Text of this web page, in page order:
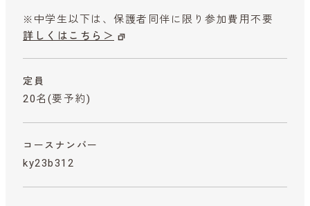
※中学生以下は、保護者同伴に限り参加費用不要
詳しくはこちら＞
定員
20名(要予約)
コースナンバー
ky23b312